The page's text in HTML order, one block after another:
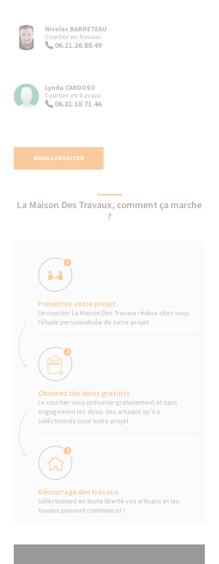
Nicolas BARRETEAU
Courtier en travaux
06.21.26.88.49
Lynda CARDOSO
Courtier en travaux
06.81.18.71.46
NOUS CONTACTER
La Maison Des Travaux, comment ça marche
?
1
Présentez votre projet
Un courtier La Maison Des Travaux réalise chez vous
l’étude personnalisée de votre projet
2
Obtenez des devis gratuits
Le courtier vous présente gratuitement et sans
engagement les devis des artisans qu’il a
séléctionnés pour votre projet
3
Démarrage des travaux
Séléctionnez en toute liberté vos artisans et les
travaux peuvent commencer !